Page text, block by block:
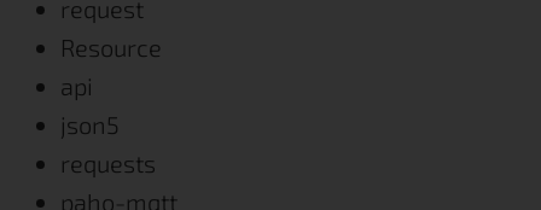
request
Resource
api
json5
requests
paho-mqtt